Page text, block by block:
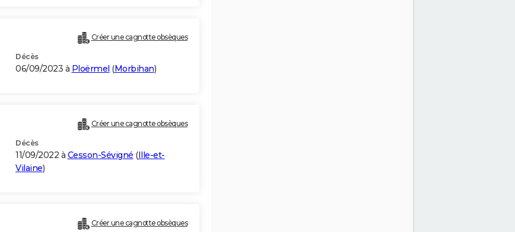
Créer une cagnotte obsèques
Décès
06/09/2023 à Ploërmel (Morbihan)
Créer une cagnotte obsèques
Décès
11/09/2022 à Cesson-Sévigné (Ille-et-
Vilaine)
Créer une cagnotte obsèques